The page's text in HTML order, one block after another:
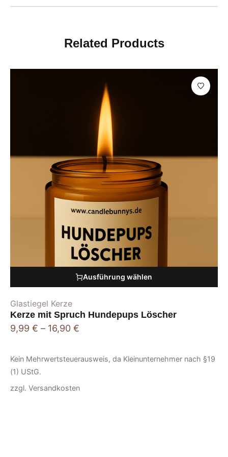
Related Products
Ausführung wählen
Glastiegel Kerze
Kerze mit Spruch Hundepups Löscher
9,99 € – 16,90 €
Kein Mehrwertsteuerausweis, da Kleinunternehmer nach §19
(1) UStG.
zzgl. Versandkosten